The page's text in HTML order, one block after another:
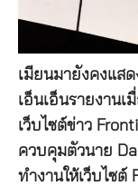
เมียนมายังคงแส
เอ็นเอ็นรายงาน
เว็บไซต์ข่าว
ควบคุมตัวนาย
ทำงานให้เว็บไซ